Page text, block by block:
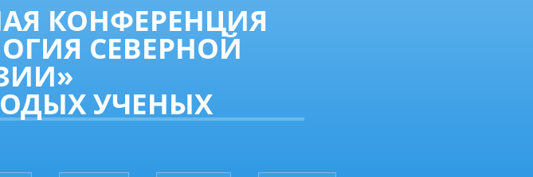
КОНФЕРЕНЦИЯ
СЕВЕРНОЙ
УЧЕНЫХ